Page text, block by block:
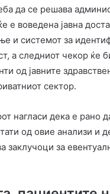
да се решава
е воведена јавна
и системот за
а следниот чекор ќе
од јавните
сектор.
нагласи дека е рано
од овие анализи и
заклучоци за